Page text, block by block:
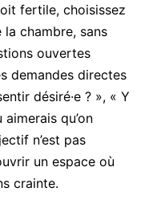
fertile, choisissez
chambre, sans
ouvertes
demandes directes
désiré·e ? », « Y
qu’on
n’est pas
un espace où
crainte.